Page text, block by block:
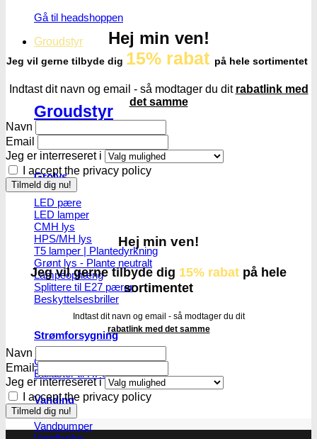
Gå til headshoppen
Groudstyr
Groudstyr
Grolys
LED pære
LED lamper
CMH lys
HPS/MH lys
T5 lamper | Plantedyrkning
Grønt lys - Plante neutralt
Lampeophæng
Splittere til E27 pærer
Beskyttelsesbriller
Strømforsygning
CMH ballaster
Ballaster til HPS/MH
Vanding
Vandpumper
Hej min ven!
Jeg vil gerne tilbyde dig 15% rabat på hele sortimentet
Indtast dit navn og email - så modtager du dit rabatlink med
det samme
Navn
Email
Jeg er interreseret i
I accept the privacy policy
Hej min ven!
Jeg vil gerne tilbyde dig 15% rabat på hele
sortimentet
Indtast dit navn og email - så modtager du dit
rabatlink med det samme
Navn
Email
Jeg er interreseret i
I accept the privacy policy